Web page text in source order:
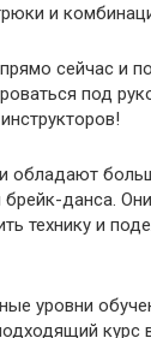
и
сейчас и
под
обладают
данса.
технику и
уровни
курс